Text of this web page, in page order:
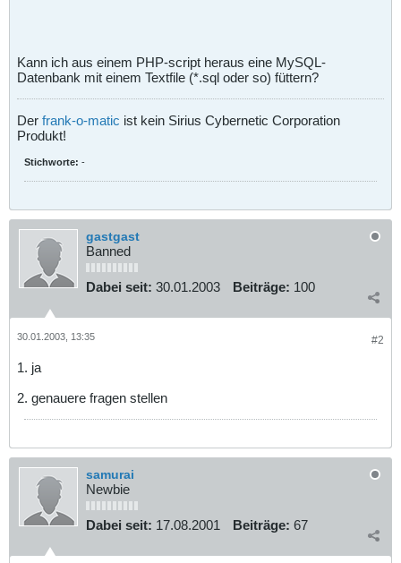
Kann ich aus einem PHP-script heraus eine MySQL-
Datenbank mit einem Textfile (*.sql oder so) füttern?
Der frank-o-matic ist kein Sirius Cybernetic Corporation
Produkt!
Stichworte: -
gastgast
Banned
Dabei seit: 30.01.2003 Beiträge: 100
#2
30.01.2003, 13:35
1. ja
2. genauere fragen stellen
samurai
Newbie
Dabei seit: 17.08.2001 Beiträge: 67